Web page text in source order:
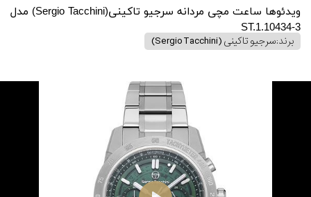
ویدئوها ساعت مچی مردانه سرجیو تاکینی(Sergio Tacchini) مدل
ST.1.10434-3
برند:سرجیو تاکینی (Sergio Tacchini)